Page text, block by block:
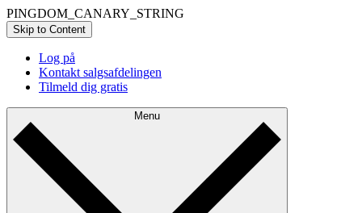
PINGDOM_CANARY_STRING
Skip to Content
Log på
Kontakt salgsafdelingen
Tilmeld dig gratis
Menu